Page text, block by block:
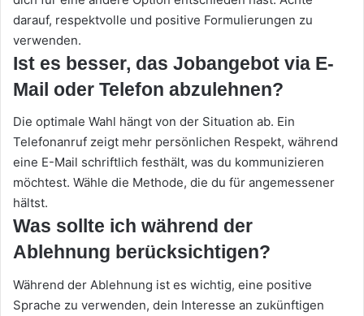
darauf, respektvolle und positive Formulierungen zu
verwenden.
Ist es besser, das Jobangebot via E-
Mail oder Telefon abzulehnen?
Die optimale Wahl hängt von der Situation ab. Ein
Telefonanruf zeigt mehr persönlichen Respekt, während
eine E-Mail schriftlich festhält, was du kommunizieren
möchtest. Wähle die Methode, die du für angemessener
hältst.
Was sollte ich während der
Ablehnung berücksichtigen?
Während der Ablehnung ist es wichtig, eine positive
Sprache zu verwenden, dein Interesse an zukünftigen